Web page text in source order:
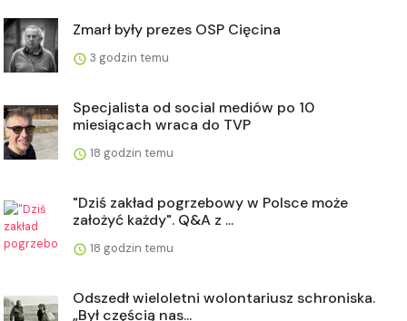
Zmarł były prezes OSP Cięcina
3 godzin temu
Specjalista od social mediów po 10
miesiącach wraca do TVP
18 godzin temu
"Dziś zakład pogrzebowy w Polsce może
założyć każdy". Q&A z ...
18 godzin temu
Odszedł wieloletni wolontariusz schroniska.
„Był częścią nas...